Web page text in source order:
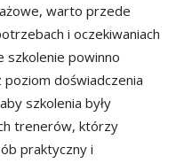
warto przede
i oczekiwaniach
szkolenie powinno
doświadczenia
szkolenia były
trenerów, którzy
praktyczny i